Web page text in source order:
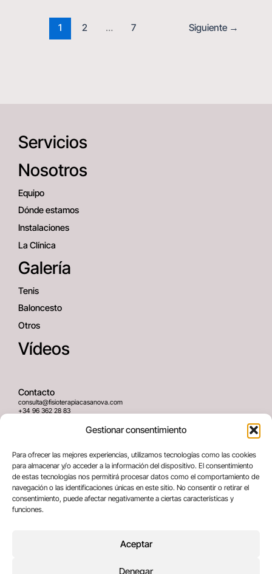
Gestionar consentimiento
Para ofrecer las mejores experiencias, utilizamos tecnologías como las cookies
para almacenar y/o acceder a la información del dispositivo. El consentimiento
de estas tecnologías nos permitirá procesar datos como el comportamiento de
navegación o las identificaciones únicas en este sitio. No consentir o retirar el
consentimiento, puede afectar negativamente a ciertas características y
funciones.
Aceptar
Denegar
1 2 … 7 Siguiente →
Servicios
Nosotros
Equipo
Dónde estamos
Instalaciones
La Clínica
Galería
Tenis
Baloncesto
Otros
Vídeos
Contacto
consulta@fisioterapiacasanova.com
+34 96 362 28 83
Dirección
C/ Greses Nº12 (Bajo) 46020
Valencia, España
Términos legales